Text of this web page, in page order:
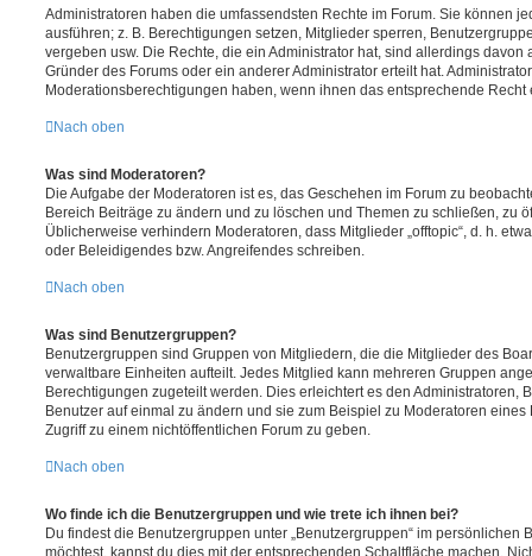
Administratoren haben die umfassendsten Rechte im Forum. Sie können
ausführen; z. B. Berechtigungen setzen, Mitglieder sperren,
vergeben usw. Die Rechte, die ein Administrator hat, sind allerdings
Gründer des Forums oder ein anderer Administrator erteilt hat.
Moderationsberechtigungen haben, wenn ihnen das entsprechende Recht
Nach oben
Was sind Moderatoren?
Die Aufgabe der Moderatoren ist es, das Geschehen im Forum zu
Bereich Beiträge zu ändern und zu löschen und Themen zu schließen, zu
Üblicherweise verhindern Moderatoren, dass Mitglieder „offtopic“, d. h.
oder Beleidigendes bzw. Angreifendes schreiben.
Nach oben
Was sind Benutzergruppen?
Benutzergruppen sind Gruppen von Mitgliedern, die die Mitglieder des
verwaltbare Einheiten aufteilt. Jedes Mitglied kann mehreren Gruppen
Berechtigungen zugeteilt werden. Dies erleichtert es den Administratoren,
Benutzer auf einmal zu ändern und sie zum Beispiel zu Moderatoren
Zugriff zu einem nichtöffentlichen Forum zu geben.
Nach oben
Wo finde ich die Benutzergruppen und wie trete ich ihnen bei?
Du findest die Benutzergruppen unter „Benutzergruppen“ im persönlichen
möchtest, kannst du dies mit der entsprechenden Schaltfläche machen.